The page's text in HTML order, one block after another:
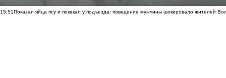
15:51Показал яйца псу и покакал у подъезда: поведение мужчины шокировало жителей